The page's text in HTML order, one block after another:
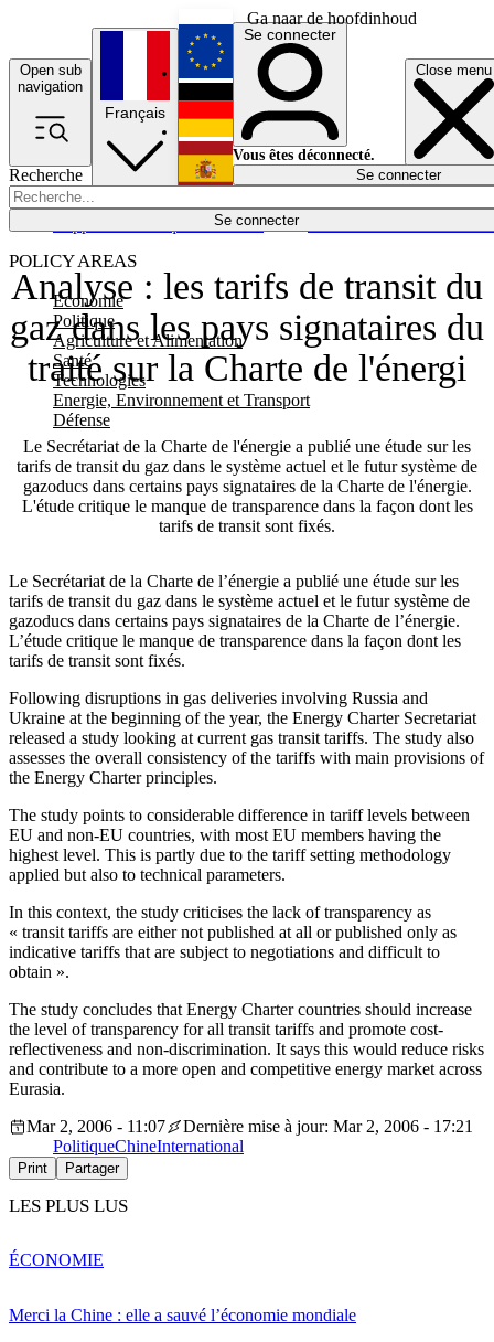
Ga naar de hoofdinhoud
Open sub
navigation
Close menu
Recherche
Se connecter
POLICY AREAS
Economie
Politique
Agriculture et Alimentation
Santé
Technologies
Energie, Environnement et Transport
Défense
Économie
Français
English
Deutsch
Español
Se connecter
Vous êtes déconnecté.
Se connecter
Analyse : les tarifs de transit du
gaz dans les pays signataires du
traité sur la Charte de l'énergi
Le Secrétariat de la Charte de l'énergie a publié une étude sur les
tarifs de transit du gaz dans le système actuel et le futur système de
gazoducs dans certains pays signataires de la Charte de l'énergie.
L'étude critique le manque de transparence dans la façon dont les
tarifs de transit sont fixés.
Le Secrétariat de la Charte de l’énergie a publié une étude sur les
tarifs de transit du gaz dans le système actuel et le futur système de
gazoducs dans certains pays signataires de la Charte de l’énergie.
L’étude critique le manque de transparence dans la façon dont les
tarifs de transit sont fixés.
Following disruptions in gas deliveries involving Russia and
Ukraine at the beginning of the year, the Energy Charter Secretariat
released a study looking at current gas transit tariffs. The study also
assesses the overall consistency of the tariffs with main provisions of
the Energy Charter principles.
The study points to considerable difference in tariff levels between
EU and non-EU countries, with most EU members having the
highest level. This is partly due to the tariff setting methodology
applied but also to technical parameters.
In this context, the study criticises the lack of transparency as
« transit tariffs are either not published at all or published only as
indicative tariffs that are subject to negotiations and difficult to
obtain ».
The study concludes that Energy Charter countries should increase
the level of transparency for all transit tariffs and promote cost-
reflectiveness and non-discrimination. It says this would reduce risks
and contribute to a more open and competitive energy market across
Eurasia.
Mar 2, 2006 - 11:07
Dernière mise à jour: Mar 2, 2006 - 17:21
PolitiqueChineInternational
Print Partager
LES PLUS LUS
Merci la Chine : elle a sauvé l’économie mondiale
ÉCONOMIE